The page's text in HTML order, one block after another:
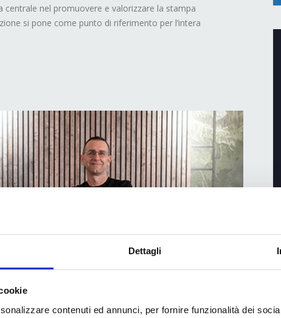
Dettagli
contenuti ed annunci, per fornire funzionalità dei
centrale nel promuovere e valorizzare la stampa
si pone come punto di riferimento per l’intera